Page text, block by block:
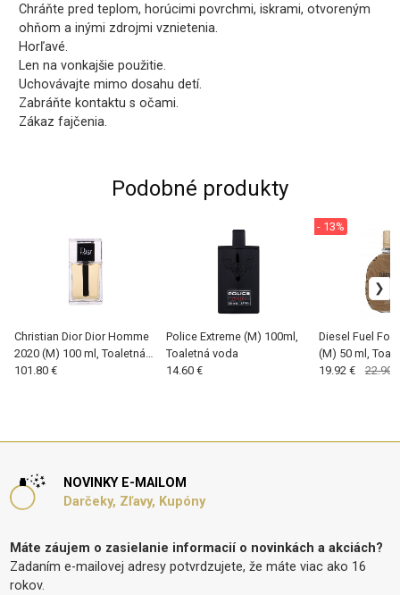
Chráňte pred teplom, horúcimi povrchmi, iskrami, otvoreným
ohňom a inými zdrojmi vznietenia.
Horľavé.
Len na vonkajšie použitie.
Uchovávajte mimo dosahu detí.
Zabráňte kontaktu s očami.
Zákaz fajčenia.
Podobné produkty
Christian Dior Dior Homme
2020 (M) 100 ml, Toaletná
voda
101.80 €
Police Extreme (M) 100ml,
Toaletná voda
14.60 €
Diesel Fuel For
(M) 50 ml,
- 13%
19.92 € 22.90
NOVINKY E-MAILOM
Darčeky, Zľavy, Kupóny
Máte záujem o zasielanie informacií o novinkách a akciách?
Zadaním e-mailovej adresy potvrdzujete, že máte viac ako 16
rokov.